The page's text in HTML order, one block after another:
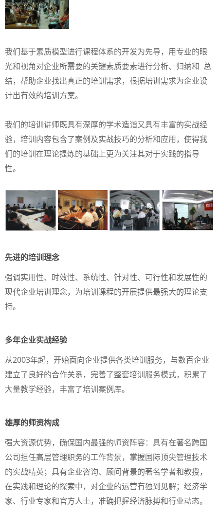
我们基于素质模型进行课程体系的开发为先导，用专业的眼
光和视角对企业所需要的关键素质要素进行分析、归纳和 总
结，帮助企业找出真正的培训需求，根据培训需求为企业设
计出有效的培训方案。
我们的培训讲师既具有深厚的学术造诣又具有丰富的实战经
验，培训内容包含了案例及实战技巧的分析和应用，使得我
们的培训在理论提炼的基础上更为关注其对于实践的指导
性。
先进的培训理念
强调实用性、时效性、系统性、针对性、可行性和发展性的
现代企业培训理念，为培训课程的开展提供最强大的理论支
持。
多年企业实战经验
从2003年起，开始面向企业提供各类培训服务，与数百企业
建立了良好的合作关系，完善了整套培训服务模式，积累了
大量教学经验，丰富了培训案例库。
雄厚的师资构成
强大资源优势，确保国内最强的师资阵容：具有在著名跨国
公司担任高层管理职务的工作背景，掌握国际顶尖管理技术
的实战精英；具有企业咨询、顾问背景的著名学者和教授，
在实践和理论的探索中，对企业的运营有独到见解；经济学
家、行业专家和官方人士，准确把握经济脉搏和行业动态。